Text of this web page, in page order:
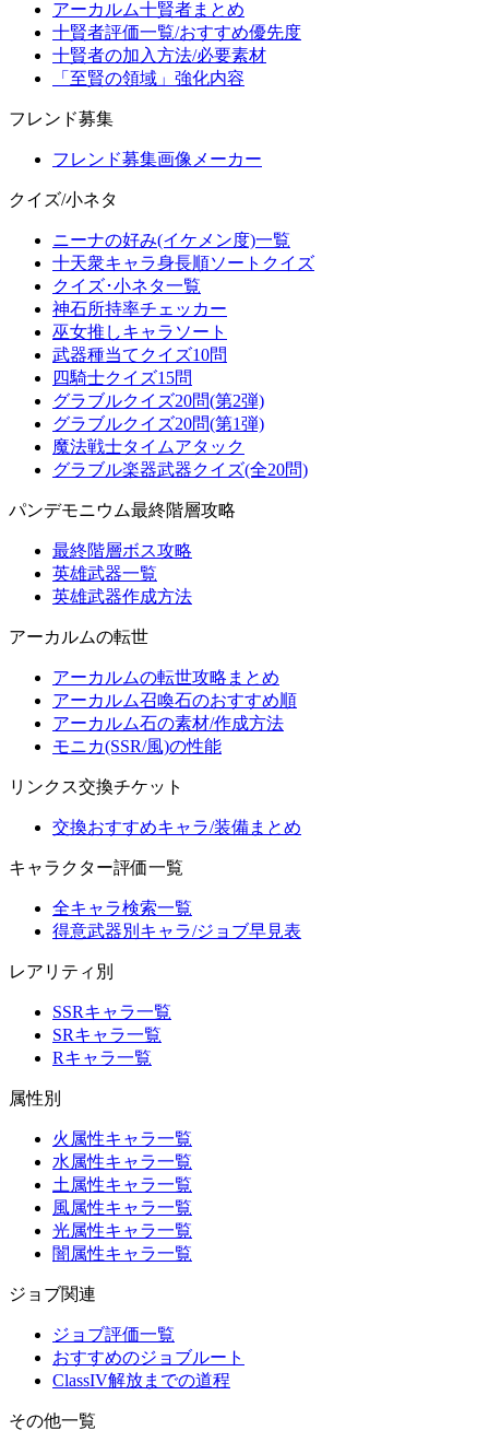
アーカルム十賢者まとめ
十賢者評価一覧/おすすめ優先度
十賢者の加入方法/必要素材
「至賢の領域」強化内容
フレンド募集
フレンド募集画像メーカー
クイズ/小ネタ
ニーナの好み(イケメン度)一覧
十天衆キャラ身長順ソートクイズ
クイズ･小ネタ一覧
神石所持率チェッカー
巫女推しキャラソート
武器種当てクイズ10問
四騎士クイズ15問
グラブルクイズ20問(第2弾)
グラブルクイズ20問(第1弾)
魔法戦士タイムアタック
グラブル楽器武器クイズ(全20問)
パンデモニウム最終階層攻略
最終階層ボス攻略
英雄武器一覧
英雄武器作成方法
アーカルムの転世
アーカルムの転世攻略まとめ
アーカルム召喚石のおすすめ順
アーカルム石の素材/作成方法
モニカ(SSR/風)の性能
リンクス交換チケット
交換おすすめキャラ/装備まとめ
キャラクター評価一覧
全キャラ検索一覧
得意武器別キャラ/ジョブ早見表
レアリティ別
SSRキャラ一覧
SRキャラ一覧
Rキャラ一覧
属性別
火属性キャラ一覧
水属性キャラ一覧
土属性キャラ一覧
風属性キャラ一覧
光属性キャラ一覧
闇属性キャラ一覧
ジョブ関連
ジョブ評価一覧
おすすめのジョブルート
ClassIV解放までの道程
その他一覧